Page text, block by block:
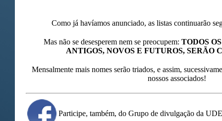
Como já havíamos anunciado, as listas continuarão
Mas não se desesperem nem se preocupem: TODOS
ANTIGOS, NOVOS E FUTUROS, SERÃO
Mensalmente mais nomes serão triados, e assim,
nossos associados!
Participe, também, do Grupo de divulgação da